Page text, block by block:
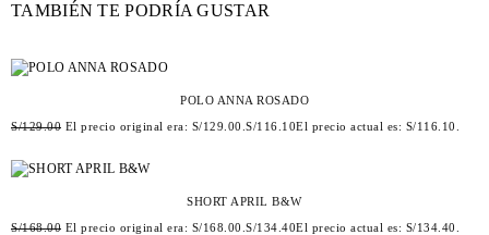
TAMBIÉN TE PODRÍA GUSTAR
POLO ANNA ROSADO
S/129.00 El precio original era: S/129.00. S/116.10El precio actual es: S/116.10.
SHORT APRIL B&W
S/168.00 El precio original era: S/168.00. S/134.40El precio actual es: S/134.40.